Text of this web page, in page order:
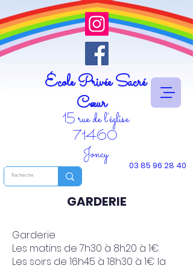
École Privée Sacré
Cœur
15 rue de l'église
71460
Joncy
03 85 96 28 40
GARDERIE
Garderie
Les matins de 7h30 à 8h20 à 1€
Les soirs de 16h45 à 18h30 à 1€ la